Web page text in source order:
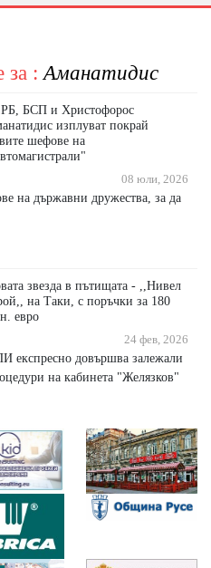
за :Аманатидис
БСП и Христофорос
изплуват покрай
шефове на
08 юли, 2026
на държавни дружества, за да
звезда в пътищата - ,,Нивел
на Таки, с поръчки за 180
евро
24 фев, 2026
експресно довършва залежали
на кабинета "Желязков"